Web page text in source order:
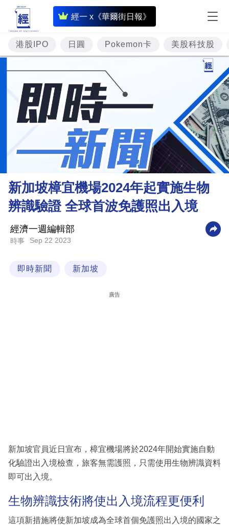
經一 x《華爾街日報》
即
時
財
經
專
題
投
資
樓
市
財
商
業
科
區
港股IPO 日圓 Pokemon卡 美股科技股
新加坡樟宜機場2024年起實施生物
辨識驗證 全球首波免護照出入境
經濟一週編輯部
時事 Sep 22 2023
即時新聞 新加坡
廣告
新加坡官員近日宣布，樟宜機場將於2024年開始實施自動
化驗證出入境檢查，旅客無需護照，只需使用生物辨識資料
即可出入境。
生物辨識技術將使出入境流程更便利
這項新措施將使新加坡成為全球首個免護照出入境的國家之